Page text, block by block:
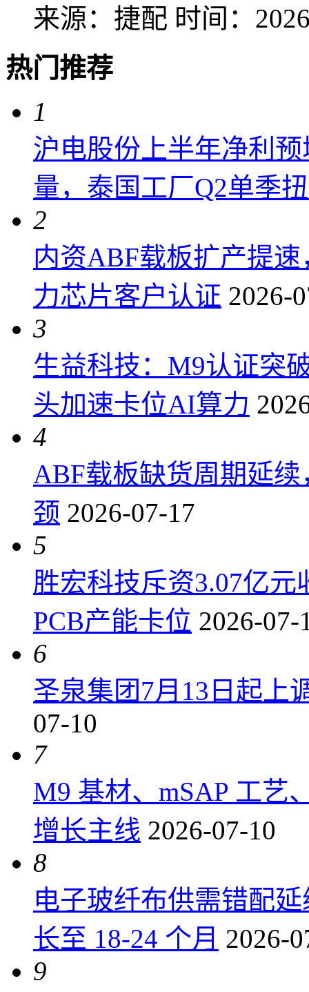
来源：捷配 时间：
热门推荐
1
沪电股份上半年净利
量，泰国工厂Q2单季
2
内资ABF载板扩产提
力芯片客户认证 2026-
3
生益科技：M9认证突
头加速卡位AI算力
4
ABF载板缺货周期延
颈 2026-07-17
5
胜宏科技斥资3.07亿
PCB产能卡位 2026-07-
6
圣泉集团7月13日起上
07-10
7
M9 基材、mSAP 工艺
增长主线 2026-07-10
8
电子玻纤布供需错配
长至 18-24 个月 2026-
9